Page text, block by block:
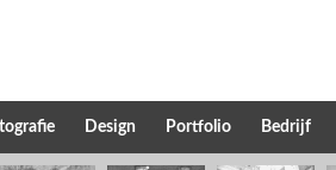
Design Portfolio Bedrijf